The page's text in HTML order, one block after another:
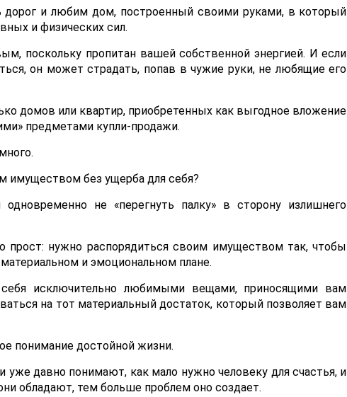
и любим дом, построенный своими руками, в который
и физических сил.
поскольку пропитан вашей собственной энергией. И если
он может страдать, попав в чужие руки, не любящие его
домов или квартир, приобретенных как выгодное вложение
предметами купли-продажи.
имуществом без ущерба для себя?
не «перегнуть палку» в сторону излишнего
прост: нужно распорядиться своим имуществом так, чтобы
и эмоциональном плане.
исключительно любимыми вещами, приносящими вам
на тот материальный достаток, который позволяет вам
понимание достойной жизни.
давно понимают, как мало нужно человеку для счастья, и
обладают, тем больше проблем оно создает.